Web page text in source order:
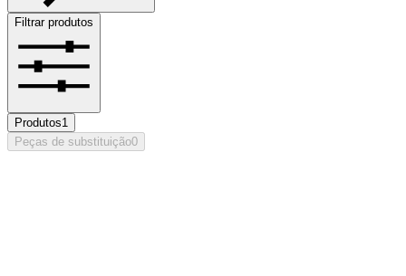
Filtrar produtos
Produtos1
Peças de substituição0